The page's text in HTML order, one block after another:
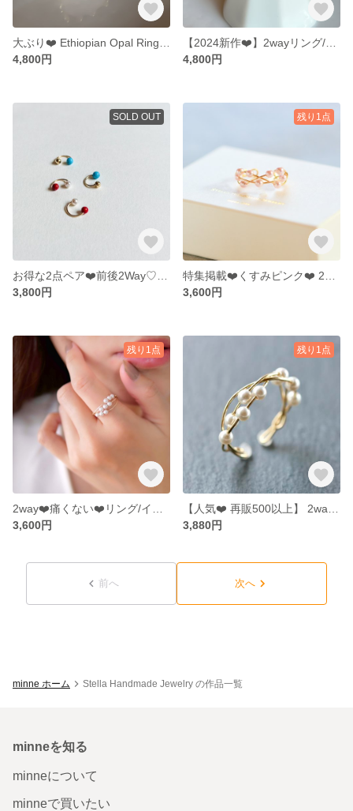
4,800円
4,800円
SOLD OUT
3,800円
残り1点
3,600円
残り1点
3,600円
残り1点
3,880円
前へ 次へ
minne ホーム Stella Handmade Jewelry の作品一覧
minneを知る
minneについて
minneで買いたい